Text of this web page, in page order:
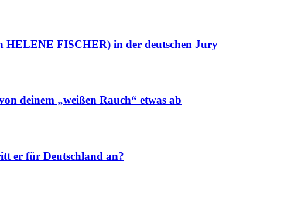
FISCHER) in der deutschen Jury
deinem „weißen Rauch“ etwas ab
er für Deutschland an?